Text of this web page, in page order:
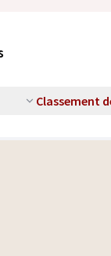
Classement